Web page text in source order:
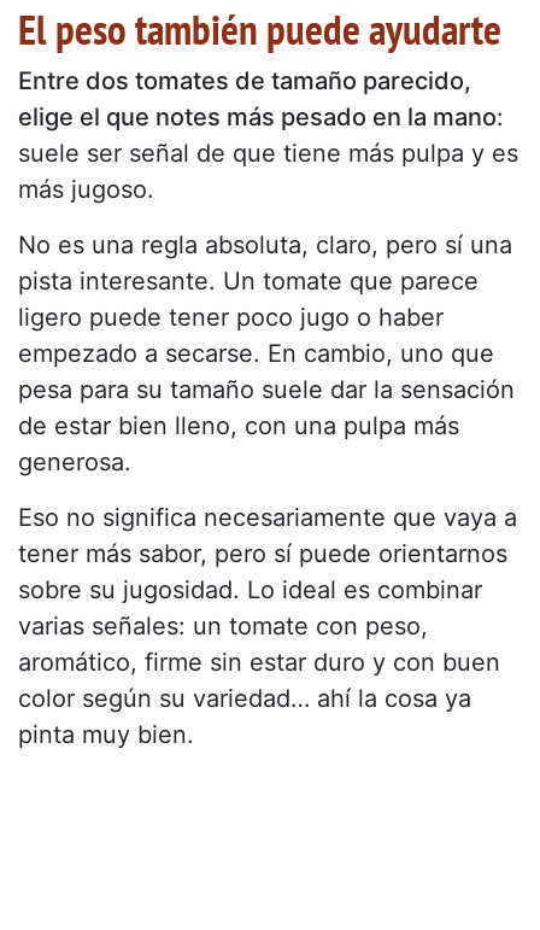
El peso también puede ayudarte
Entre dos tomates de tamaño parecido,
elige el que notes más pesado en la mano:
suele ser señal de que tiene más pulpa y es
más jugoso.
No es una regla absoluta, claro, pero sí una
pista interesante. Un tomate que parece
ligero puede tener poco jugo o haber
empezado a secarse. En cambio, uno que
pesa para su tamaño suele dar la sensación
de estar bien lleno, con una pulpa más
generosa.
Eso no significa necesariamente que vaya a
tener más sabor, pero sí puede orientarnos
sobre su jugosidad. Lo ideal es combinar
varias señales: un tomate con peso,
aromático, firme sin estar duro y con buen
color según su variedad… ahí la cosa ya
pinta muy bien.